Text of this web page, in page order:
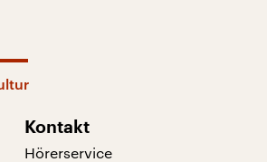
Kontakt
Hörerservice